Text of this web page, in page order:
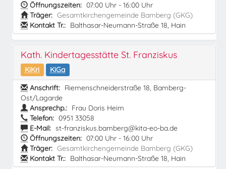
Öffnungszeiten: 07:00 Uhr - 16:00 Uhr
Träger: Gesamtkirchengemeinde Bamberg (GKG)
Kontakt Tr.: Balthasar-Neumann-Straße 18, Hain
Kath. Kindertagesstätte St. Franziskus
KiKri
KiGa
Anschrift: Riemenschneiderstraße 18, Bamberg-
Ost/Lagarde
Ansprechp.: Frau Doris Heim
Telefon: 0951 33058
E-Mail: st-franziskus.bamberg@kita-eo-ba.de
Öffnungszeiten: 07:00 Uhr - 16:00 Uhr
Träger: Gesamtkirchengemeinde Bamberg (GKG)
Kontakt Tr.: Balthasar-Neumann-Straße 18, Hain